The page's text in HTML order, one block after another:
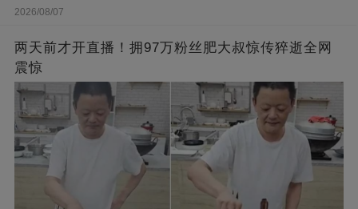
2026/08/07
两天前才开直播！拥97万粉丝肥大叔惊传猝逝全网
震惊